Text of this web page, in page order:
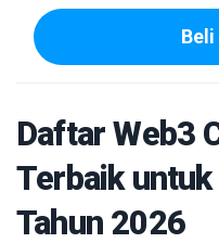
Daftar Web3
Terbaik
Tahun 2026